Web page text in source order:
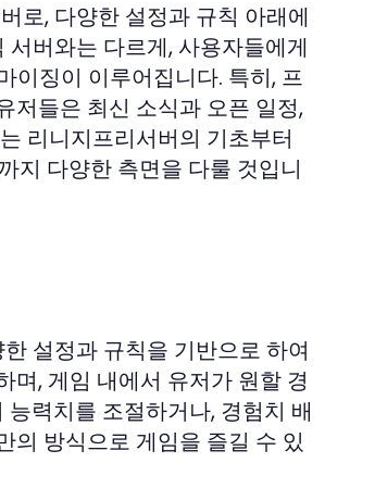
로, 다양한 설정과 규칙 아래에
버와는 다르게, 사용자들에게
이징이 이루어집니다. 특히, 프
저들은 최신 소식과 오픈 일정,
리니지프리서버의 기초부터
지 다양한 측면을 다룰 것입니
설정과 규칙을 기반으로 하여
며, 게임 내에서 유저가 원할 경
력치를 조절하거나, 경험치 배
의 방식으로 게임을 즐길 수 있